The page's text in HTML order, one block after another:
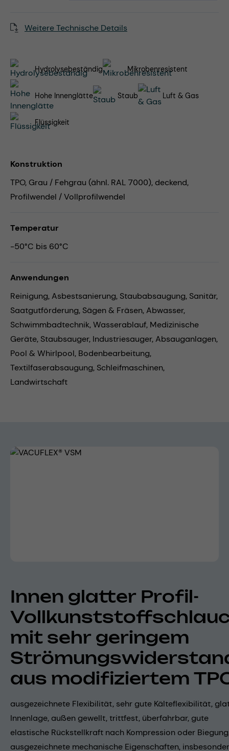
Weitere Technische Details
Hydrolysebeständig Mikrobenresistent
Hohe Innenglätte Staub Luft & Gas
Flüssigkeit
Konstruktion
TPO, Grau / Fehgrau (ähnl. RAL 7000), deckend,
Profilwendel / Vollprofilwendel
Temperatur
-50°C bis 60°C
Anwendungen
Reinigung,Asbestsanierung, Staubabsaugung, Sanitär,
Saatgutförderung, Sägen & Fräsen,Abwasser,
Schwimmbadtechnik,Wasserablauf, Medizinische
Geräte, Staubsauger, Industriesauger,Absauganlagen,
Pool & Whirlpool, Bodenbearbeitung,
Textilfaserabsaugung, Schleifmaschinen,
Landwirtschaft
Bildergalerie überspringen
Innen glatter Profil-
mit sehr geringem
aus modifiziertem
ausgezeichnete Flexibilität, sehr gute Kälteflexibilität,
Innenlage, außen gewellt, trittfest, überfahrbar, gute
elastische Rückstellkraft nach Kompression oder
ausgezeichnete mechanische Eigenschaften,